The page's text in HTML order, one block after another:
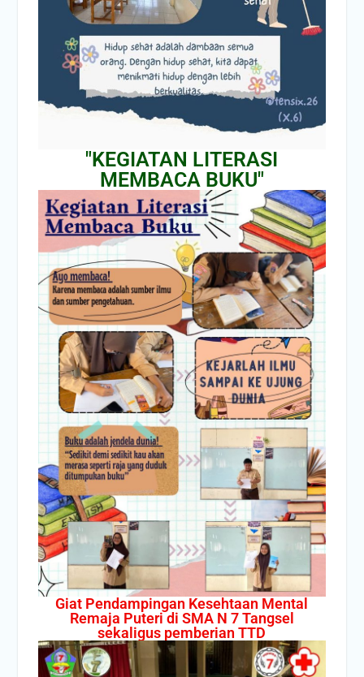
"KEGIATAN LITERASI
MEMBACA BUKU"
Giat Pendampingan Kesehtaan Mental
Remaja Puteri di SMA N 7 Tangsel
sekaligus pemberian TTD